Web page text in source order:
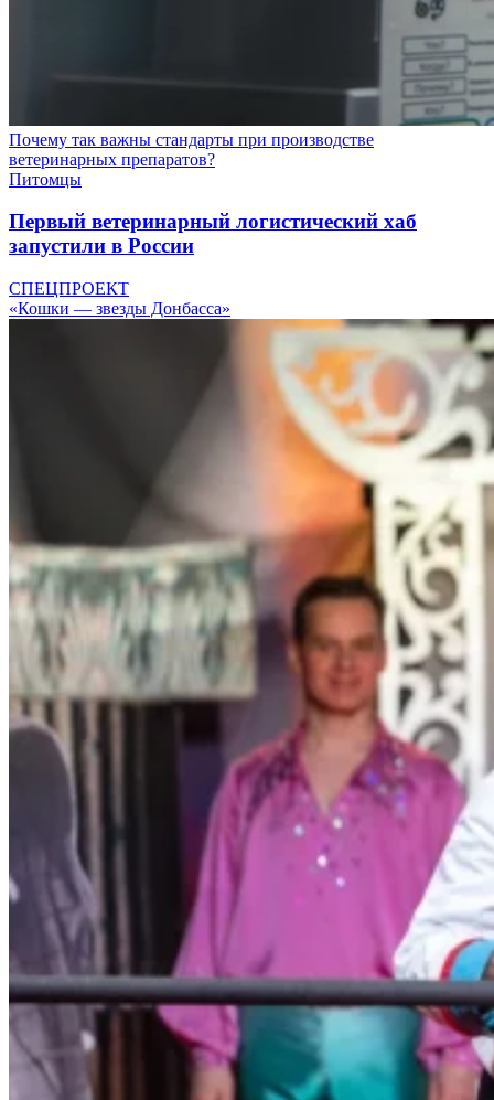
Почему так важны стандарты при производстве
ветеринарных препаратов?
Питомцы
Первый ветеринарный логистический хаб
запустили в России
СПЕЦПРОЕКТ
«Кошки — звезды Донбасса»